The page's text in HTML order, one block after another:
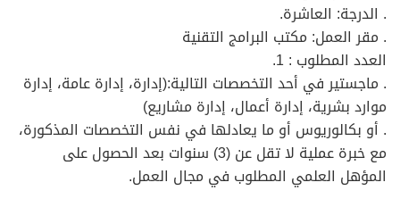
. الدرجة: العاشرة.
. مقر العمل: مكتب البرامج التقنية
العدد المطلوب : 1.
. ماجستير في أحد التخصصات التالية:(إدارة، إدارة عامة، إدارة
موارد بشرية، إدارة أعمال، إدارة مشاريع)
. أو بكالوريوس أو ما يعادلها في نفس التخصصات المذكورة،
مع خبرة عملية لا تقل عن (3) سنوات بعد الحصول على
المؤهل العلمي المطلوب في مجال العمل.